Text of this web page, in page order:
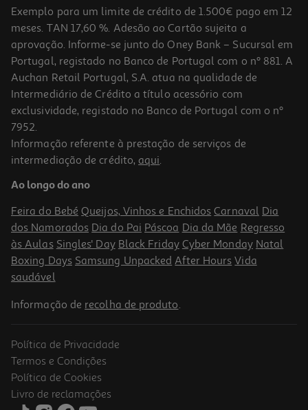
Exemplo para um limite de crédito de 1.500€ pago em 12
meses. TAN 17,60 %. Adesão ao Cartão sujeita a
aprovação. Informe-se junto do Oney Bank – Sucursal em
Portugal, registado no Banco de Portugal com o nº 881. A
Auchan Retail Portugal, S.A. atua na qualidade de
Intermediário de Crédito a título acessório com
exclusividade, registado no Banco de Portugal com o nº
7952.
Informação referente à prestação de serviços de
intermediação de crédito, aqui.
Ao longo do ano
Feira do Bebé Queijos, Vinhos e Enchidos Carnaval Dia
dos Namorados Dia do Pai Páscoa Dia da Mãe Regresso
às Aulas Singles' Day Black Friday Cyber Monday Natal
Boxing Days Samsung Unpacked After Hours Vida
saudável
Informação de recolha de produto.
Política de Privacidade
Termos e Condições
Política de Cookies
Livro de reclamações